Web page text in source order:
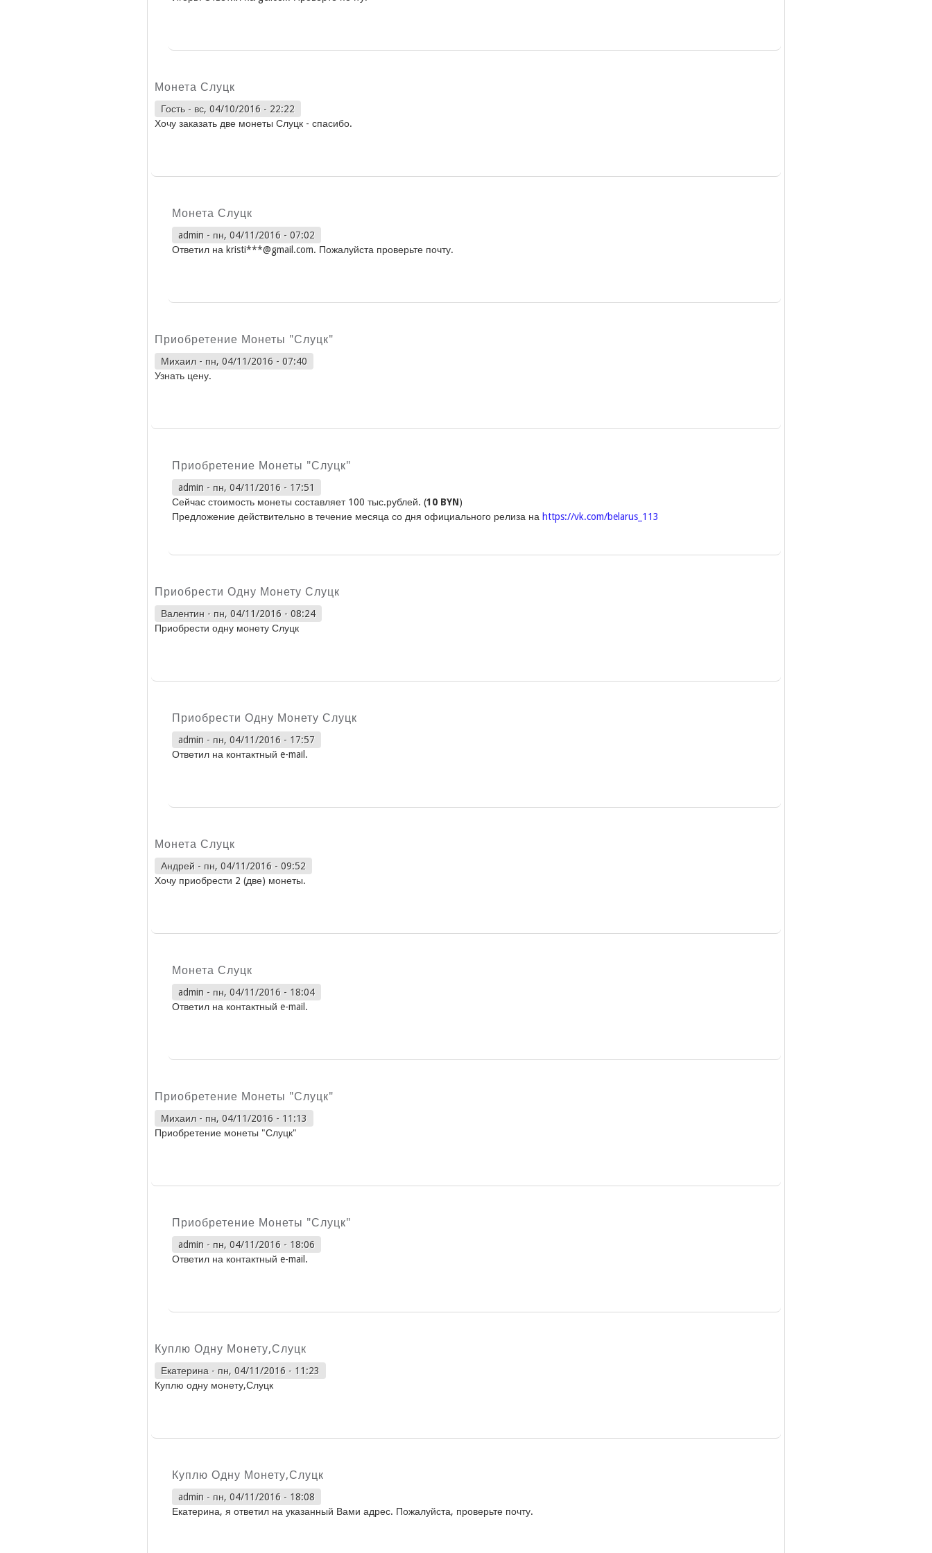
Монета Слуцк
Гость - вс, 04/10/2016 - 22:22
Хочу заказать две монеты Слуцк - спасибо.
Монета Слуцк
admin - пн, 04/11/2016 - 07:02
Ответил на kristi***@gmail.com. Пожалуйста проверьте почту.
Приобретение Монеты "Слуцк"
Михаил - пн, 04/11/2016 - 07:40
Узнать цену.
Приобретение Монеты "Слуцк"
admin - пн, 04/11/2016 - 17:51
Сейчас стоимость монеты составляет 100 тыс.рублей. (10 BYN)
Предложение действительно в течение месяца со дня официального релиза на https://vk.com/belarus_113
Приобрести Одну Монету Слуцк
Валентин - пн, 04/11/2016 - 08:24
Приобрести одну монету Слуцк
Приобрести Одну Монету Слуцк
admin - пн, 04/11/2016 - 17:57
Ответил на контактный e-mail.
Монета Слуцк
Андрей - пн, 04/11/2016 - 09:52
Хочу приобрести 2 (две) монеты.
Монета Слуцк
admin - пн, 04/11/2016 - 18:04
Ответил на контактный e-mail.
Приобретение Монеты "Слуцк"
Михаил - пн, 04/11/2016 - 11:13
Приобретение монеты "Слуцк"
Приобретение Монеты "Слуцк"
admin - пн, 04/11/2016 - 18:06
Ответил на контактный e-mail.
Куплю Одну Монету,Слуцк
Екатерина - пн, 04/11/2016 - 11:23
Куплю одну монету,Слуцк
Куплю Одну Монету,Слуцк
admin - пн, 04/11/2016 - 18:08
Екатерина, я ответил на указанный Вами адрес. Пожалуйста, проверьте почту.